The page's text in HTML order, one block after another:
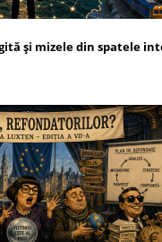
și mizele din spatele